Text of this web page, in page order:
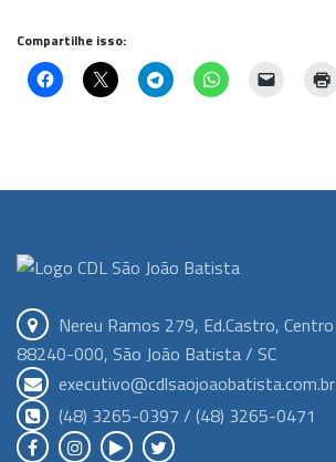
Compartilhe isso:
Nereu Ramos 279, Ed.Castro, Centro
88240-000, São João Batista / SC
executivo@cdlsaojoaobatista.com.br
(48) 3265-0397 / (48) 3265-0471